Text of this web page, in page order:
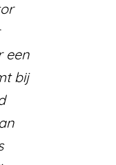
een
bij